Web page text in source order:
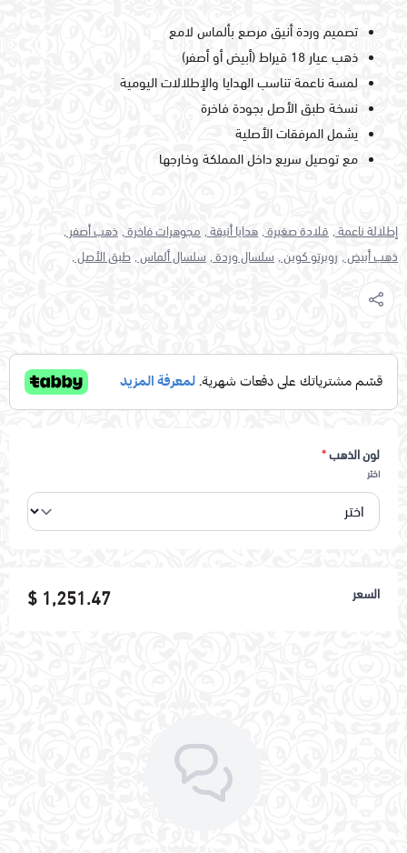
تصميم وردة أنيق مرصع بألماس لامع
ذهب عيار 18 قيراط (أبيض أو أصفر)
لمسة ناعمة تناسب الهدايا والإطلالات اليومية
نسخة طبق الأصل بجودة فاخرة
يشمل المرفقات الأصلية
مع توصيل سريع داخل المملكة وخارجها
إطلالة ناعمة , قلادة صغيرة , هدايا أنيقة , مجوهرات فاخرة , ذهب أصفر ,
ذهب أبيض , روبرتو كوين , سلسال وردة , سلسال ألماس , طبق الأصل ,
لون الذهب*
اختر
السعر 1,251.47 $